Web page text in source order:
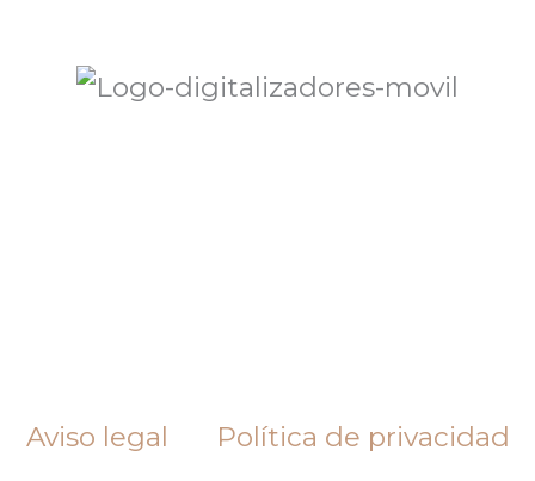
Aviso legal
Política de privacidad